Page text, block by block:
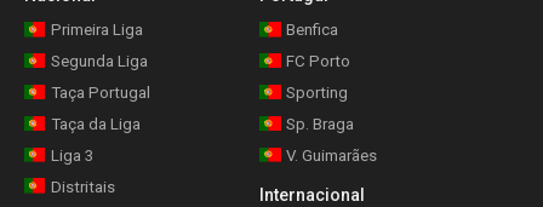
Primeira Liga
Segunda Liga
Taça Portugal
Taça da Liga
Liga 3
Distritais
Benfica
FC Porto
Sporting
Sp. Braga
V. Guimarães
Internacional